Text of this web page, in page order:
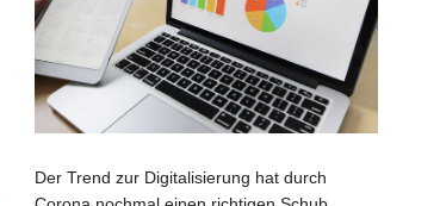
Der Trend zur Digitalisierung hat durch